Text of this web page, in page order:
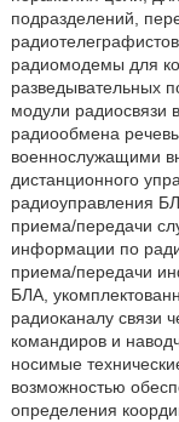
подразделений,
радиомодемы для
разведывательных
модули радиосвязи
радиообмена
военнослужащими
дистанционного
радиоуправления
приема/передачи
информации по
приема/передачи
БЛА,
радиоканалу связи
командиров и
носимые
возможностью
определения